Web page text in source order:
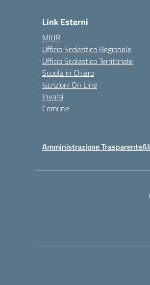
Link Esterni
MIUR
Ufficio Scolastico Regionale
Ufficio Scolastico Territoriale
Scuola in Chiaro
Iscrizioni On Line
Invalsi
Comune
Amministrazione Trasparente